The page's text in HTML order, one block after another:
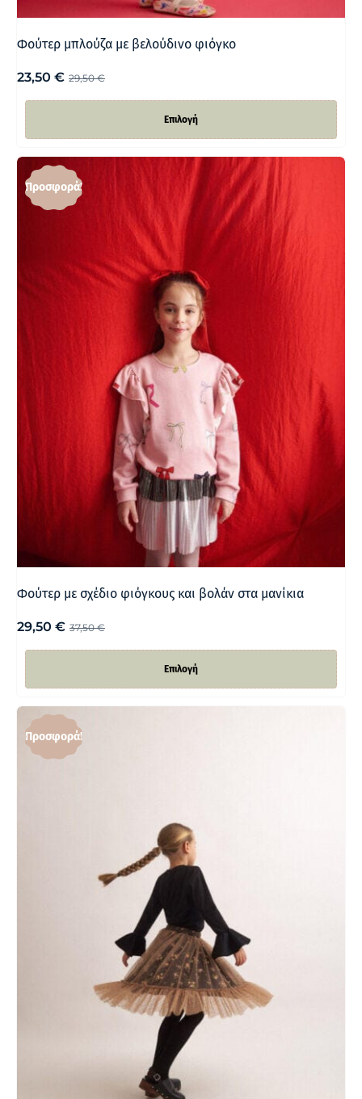
Φούτερ μπλούζα με βελούδινο φιόγκο
29,50€
23,50 €
Επιλογή
Προσφορά!
Φούτερ με σχέδιο φιόγκους και βολάν στα μανίκια
37,50€
29,50 €
Επιλογή
Προσφορά!